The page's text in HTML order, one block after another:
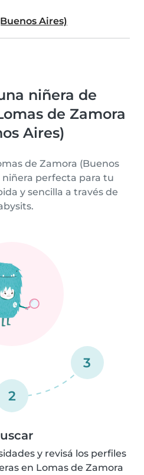
Aires)
niñera de
de Zamora
Aires)
de Zamora (Buenos
niñera perfecta para tu
y sencilla a través de
2
3
y revisá los perfiles
en Lomas de Zamora